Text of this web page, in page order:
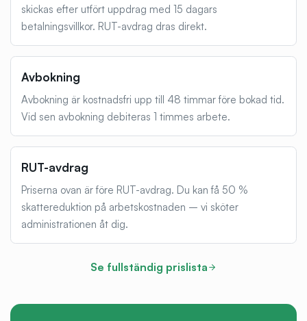
skickas efter utfört uppdrag med 15 dagars
betalningsvillkor. RUT-avdrag dras direkt.
Avbokning
Avbokning är kostnadsfri upp till 48 timmar före bokad tid.
Vid sen avbokning debiteras 1 timmes arbete.
RUT-avdrag
Priserna ovan är före RUT-avdrag. Du kan få 50 %
skattereduktion på arbetskostnaden – vi sköter
administrationen åt dig.
Se fullständig prislista